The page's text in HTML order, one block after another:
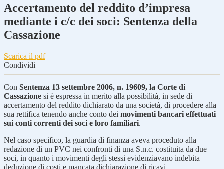
Accertamento del reddito d’impresa
mediante i c/c dei soci: Sentenza della
Cassazione
Scarica il pdf
Condividi
Con Sentenza 13 settembre 2006, n. 19609, la Corte di
Cassazione si è espressa in merito alla possibilità, in sede di
accertamento del reddito dichiarato da una società, di procedere alla
sua rettifica tenendo anche conto dei movimenti bancari effettuati
sui conti correnti dei soci e loro familiari.
Nel caso specifico, la guardia di finanza aveva proceduto alla
redazione di un PVC nei confronti di una S.n.c. costituita da due
soci, in quanto i movimenti degli stessi evidenziavano indebita
deduzione di costi e mancata dichiarazione di ricavi.